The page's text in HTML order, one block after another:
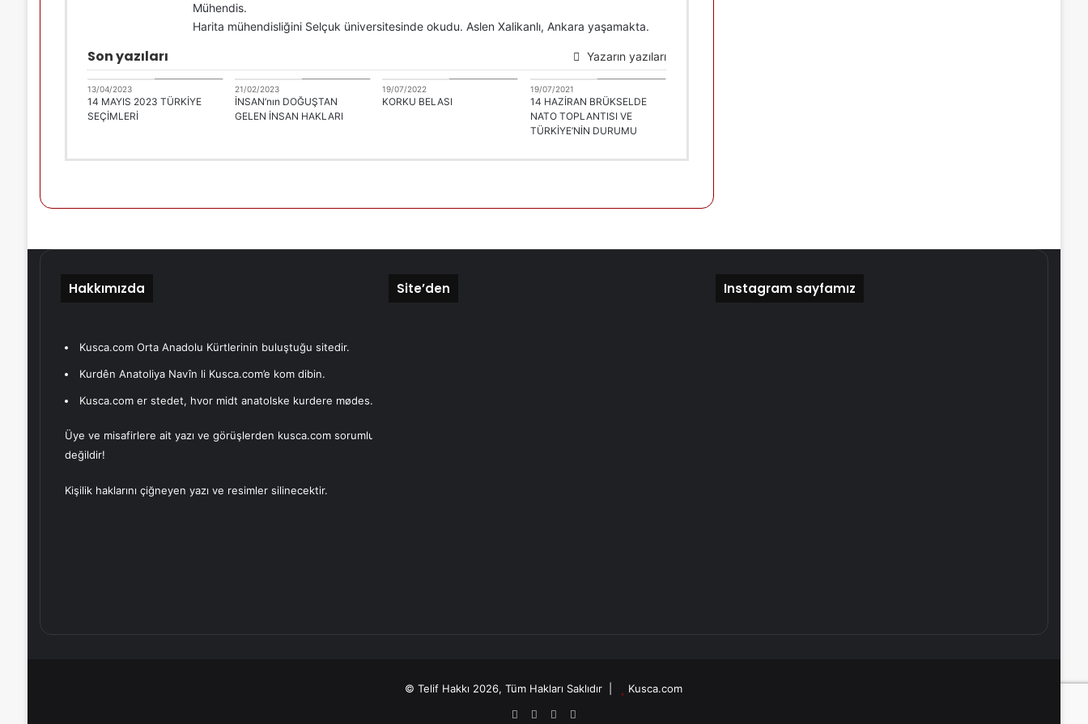
Mühendis.
Harita mühendisliğini Selçuk üniversitesinde okudu. Aslen Xalikanlı, Ankara yaşamakta.
Son yazıları Yazarın yazıları
H. Hasan Tuzcu
13/04/2023
14 MAYIS 2023 TÜRKİYE
SEÇİMLERİ
H. Hasan Tuzcu
21/02/2023
İNSAN’nın DOĞUŞTAN
GELEN İNSAN HAKLARI
H. Hasan Tuzcu
19/07/2022
KORKU BELASI
H. Hasan Tuzcu
19/07/2021
14 HAZİRAN BRÜKSELDE
NATO TOPLANTISI VE
TÜRKİYE’NİN DURUMU
Hakkımızda
Kusca.com Orta Anadolu Kürtlerinin buluştuğu sitedir.
Kurdên Anatoliya Navîn li Kusca.com’e kom dibin.
Kusca.com er stedet, hvor midt anatolske kurdere mødes.
Üye ve misafirlere ait yazı ve görüşlerden kusca.com sorumlu
değildir!
Kişilik haklarını çiğneyen yazı ve resimler silinecektir.
Site’den Instagram sayfamız
© Telif Hakkı 2026, Tüm Hakları Saklıdır |
Kusca.com
FacebookYouTube